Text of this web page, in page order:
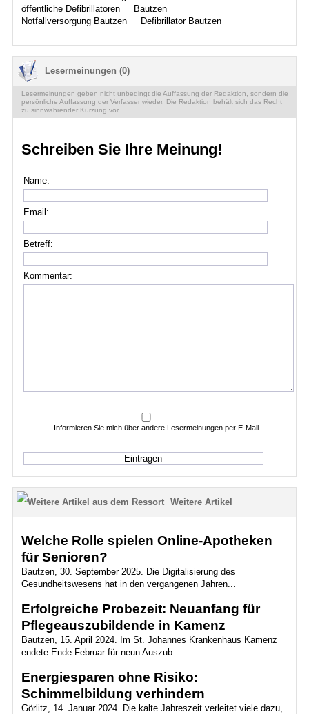
öffentliche Defibrillatoren
Bautzen
Notfallversorgung Bautzen
Defibrillator Bautzen
Lesermeinungen (0)
Lesermeinungen geben nicht unbedingt die Auffassung der Redaktion, sondern die
persönliche Auffassung der Verfasser wieder. Die Redaktion behält sich das Recht
zu sinnwahrender Kürzung vor.
Schreiben Sie Ihre Meinung!
Name:
Email:
Betreff:
Kommentar:
Informieren Sie mich über andere Lesermeinungen per E-Mail
Weitere Artikel
Welche Rolle spielen Online-Apotheken
für Senioren?
Bautzen, 30. September 2025. Die Digitalisierung des
Gesundheitswesens hat in den vergangenen Jahren...
Erfolgreiche Probezeit: Neuanfang für
Pflegeauszubildende in Kamenz
Bautzen, 15. April 2024. Im St. Johannes Krankenhaus Kamenz
endete Ende Februar für neun Auszub...
Energiesparen ohne Risiko:
Schimmelbildung verhindern
Görlitz, 14. Januar 2024. Die kalte Jahreszeit verleitet viele dazu,